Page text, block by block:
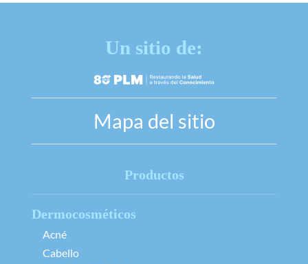
Un sitio de:
Mapa del sitio
Productos
Dermocosméticos
Acné
Cabello